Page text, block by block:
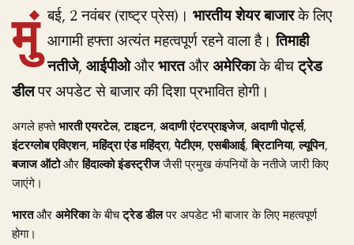
मुं बई, 2 नवंबर (राष्ट्र प्रेस)। भारतीय शेयर बाजारके लिए
आगामी हफ्ता अत्यंत महत्वपूर्ण रहने वाला है।तिमाही
नतीजे, आईपीओऔरभारतऔरअमेरिकाके बीचट्रेड
डीलपर अपडेट से बाजार की दिशा प्रभावित होगी।
अगले हफ्तेभारती एयरटेल,टाइटन, अदाणी एंटरप्राइजेज, अदाणी पोर्ट्स,
इंटरग्लोब एविएशन,महिंद्रा एंड महिंद्रा,पेटीएम,एसबीआई,ब्रिटानिया,ल्यूपिन,
बजाज ऑटोऔरहिंदाल्को इंडस्ट्रीजजैसी प्रमुख कंपनियों के नतीजे जारी किए
जाएंगे।
भारतऔरअमेरिकाके बीचट्रेड डीलपर अपडेट भी बाजार के लिए महत्वपूर्ण
होगा।